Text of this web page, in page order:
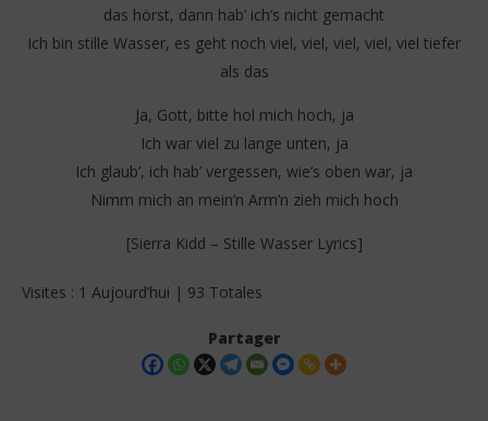
das hörst, dann hab’ ich’s nicht gemacht
Ich bin stille Wasser, es geht noch viel, viel, viel, viel, viel tiefer
als das
Ja, Gott, bitte hol mich hoch, ja
Ich war viel zu lange unten, ja
Ich glaub’, ich hab’ vergessen, wie’s oben war, ja
Nimm mich an mein’n Arm’n zieh mich hoch
[Sierra Kidd – Stille Wasser Lyrics]
Visites : 1 Aujourd’hui | 93 Totales
Partager